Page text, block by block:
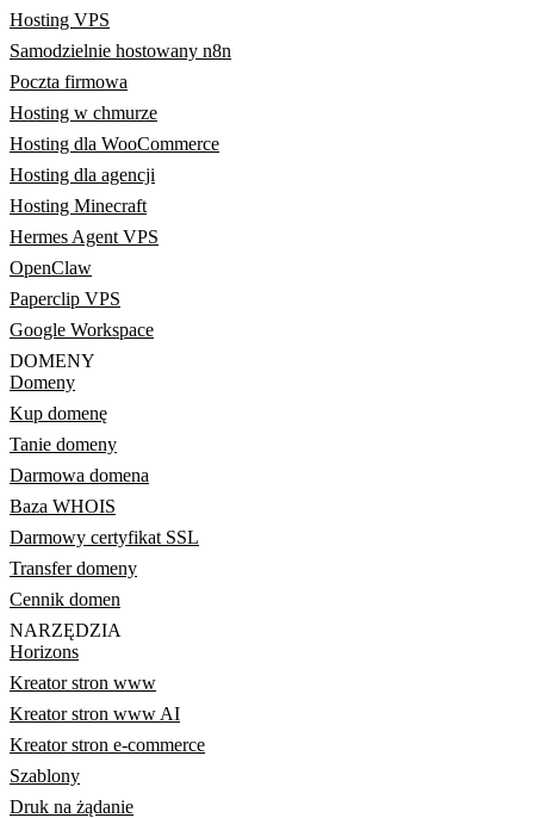
Hosting VPS
Samodzielnie hostowany n8n
Poczta firmowa
Hosting w chmurze
Hosting dla WooCommerce
Hosting dla agencji
Hosting Minecraft
Hermes Agent VPS
OpenClaw
Paperclip VPS
Google Workspace
DOMENY
Domeny
Kup domenę
Tanie domeny
Darmowa domena
Baza WHOIS
Darmowy certyfikat SSL
Transfer domeny
Cennik domen
NARZĘDZIA
Horizons
Kreator stron www
Kreator stron www AI
Kreator stron e-commerce
Szablony
Druk na żądanie